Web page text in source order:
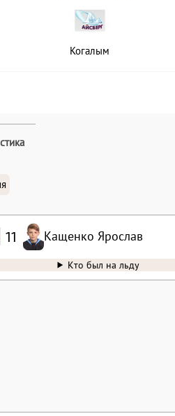
Когалым
11 Кащенко Ярослав
Кто был на льду